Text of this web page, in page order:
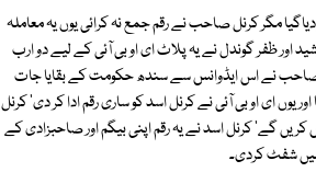
کو 77 لاکھ روپے میں دوبارہ الاٹ کر دیاگیا مگر کرنل صاحب نے رقم جمع نہ کرائی یوں یہ معاملہ
اور ظفر گوندل نے یہ پلاٹ ای او بی آئی کے لیے دو ارب
کرنل صاحب نے اس ایڈوانس سے سندھ حکومت کے بقایا جات
یوں ای او بی آئی نے کرنل اسد کو ساری رقم ادا کر دی' کرنل
گے' کرنل اسد نے یہ رقم اپنی بیگم اور صاحبزادی کے
شفٹ کردی۔